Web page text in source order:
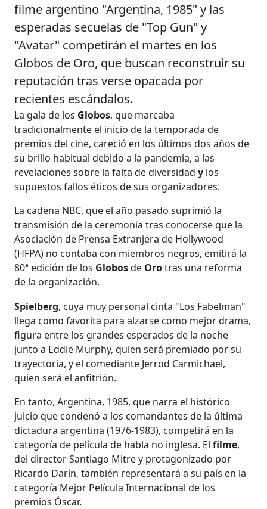
filme argentino "Argentina, 1985" y las
esperadas secuelas de "Top Gun" y
"Avatar" competirán el martes en los
Globos de Oro, que buscan reconstruir su
reputación tras verse opacada por
recientes escándalos.
La gala de los Globos, que marcaba
tradicionalmente el inicio de la temporada de
premios del cine, careció en los últimos dos años de
su brillo habitual debido a la pandemia, a las
revelaciones sobre la falta de diversidady los
supuestos fallos éticos de sus organizadores.
La cadena NBC, que el año pasado suprimió la
transmisión de la ceremonia tras conocerse que la
Asociación de Prensa Extranjera de Hollywood
(HFPA) no contaba con miembros negros, emitirá la
80ª edición de los Globosde Orotras una reforma
de la organización.
Spielberg, cuya muy personal cinta "Los Fabelman"
llega como favorita para alzarse como mejor drama,
figura entre los grandes esperados de la noche
junto a Eddie Murphy, quien será premiado por su
trayectoria, y el comediante Jerrod Carmichael,
quien será el anfitrión.
En tanto, Argentina, 1985, que narra el histórico
juicio que condenó a los comandantes de la última
dictadura argentina (1976-1983), competirá en la
categoría de película de habla no inglesa. Elfilme,
del director Santiago Mitre y protagonizado por
Ricardo Darín, también representará a su país en la
categoría Mejor Película Internacional de los
premios Óscar.